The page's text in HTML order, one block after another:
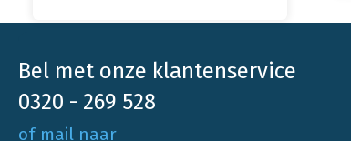
Bel met onze klantenservice
0320 - 269 528
of mail naar